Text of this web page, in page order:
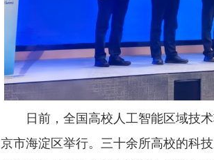
日前，全国高校人工智能区域技
京市海淀区举行。三十余所高校的科